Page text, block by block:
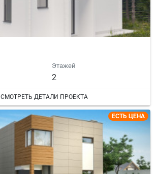
Этажей
2
СМОТРЕТЬ ДЕТАЛИ ПРОЕКТА
ЕСТЬ ЦЕНА